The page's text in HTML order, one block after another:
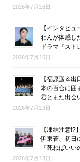
2026年7月16日
【インタビ
わんが体感し
ドラマ『スト
2026年7月16日
【福原遥＆
本の百合に囲
君とまた出会
2026年7月13日
【凍結注意
伊東蒼、初日
『死ねばい
2026年7月13日